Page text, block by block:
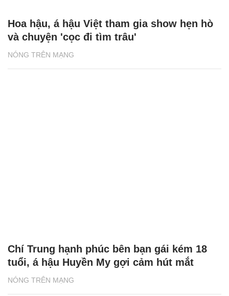
NÓNG TRÊN MẠNG
Hoa hậu, á hậu Việt tham gia show hẹn hò
và chuyện 'cọc đi tìm trâu'
NÓNG TRÊN MẠNG
Chí Trung hạnh phúc bên bạn gái kém 18
tuổi, á hậu Huyền My gợi cảm hút mắt